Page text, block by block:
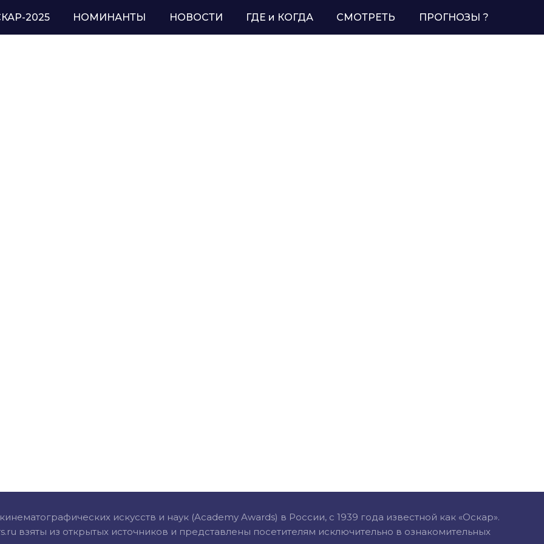
2025
2025 НОМИНАНТЫ НОВОСТИ ГДЕ и КОГДА СМОТРЕТЬ ПРОГНОЗЫ ?
искусств и наук (Academy Awards) в России, с 1939 года известной как «Оскар».
взяты из открытых источников и представлены посетителям исключительно в ознакомительных